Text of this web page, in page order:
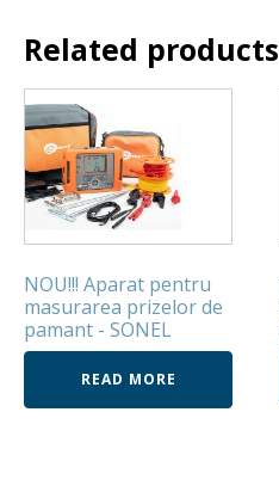
Related products
NOU!!! Aparat pentru
masurarea prizelor de
pamant - SONEL
READ MORE